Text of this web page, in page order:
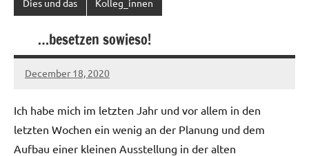
Dies und das Kolleg_innen
…besetzen sowieso!
December 18, 2020
Ilja
Ich habe mich im letzten Jahr und vor allem in den
letzten Wochen ein wenig an der Planung und dem
Aufbau einer kleinen Ausstellung in der alten